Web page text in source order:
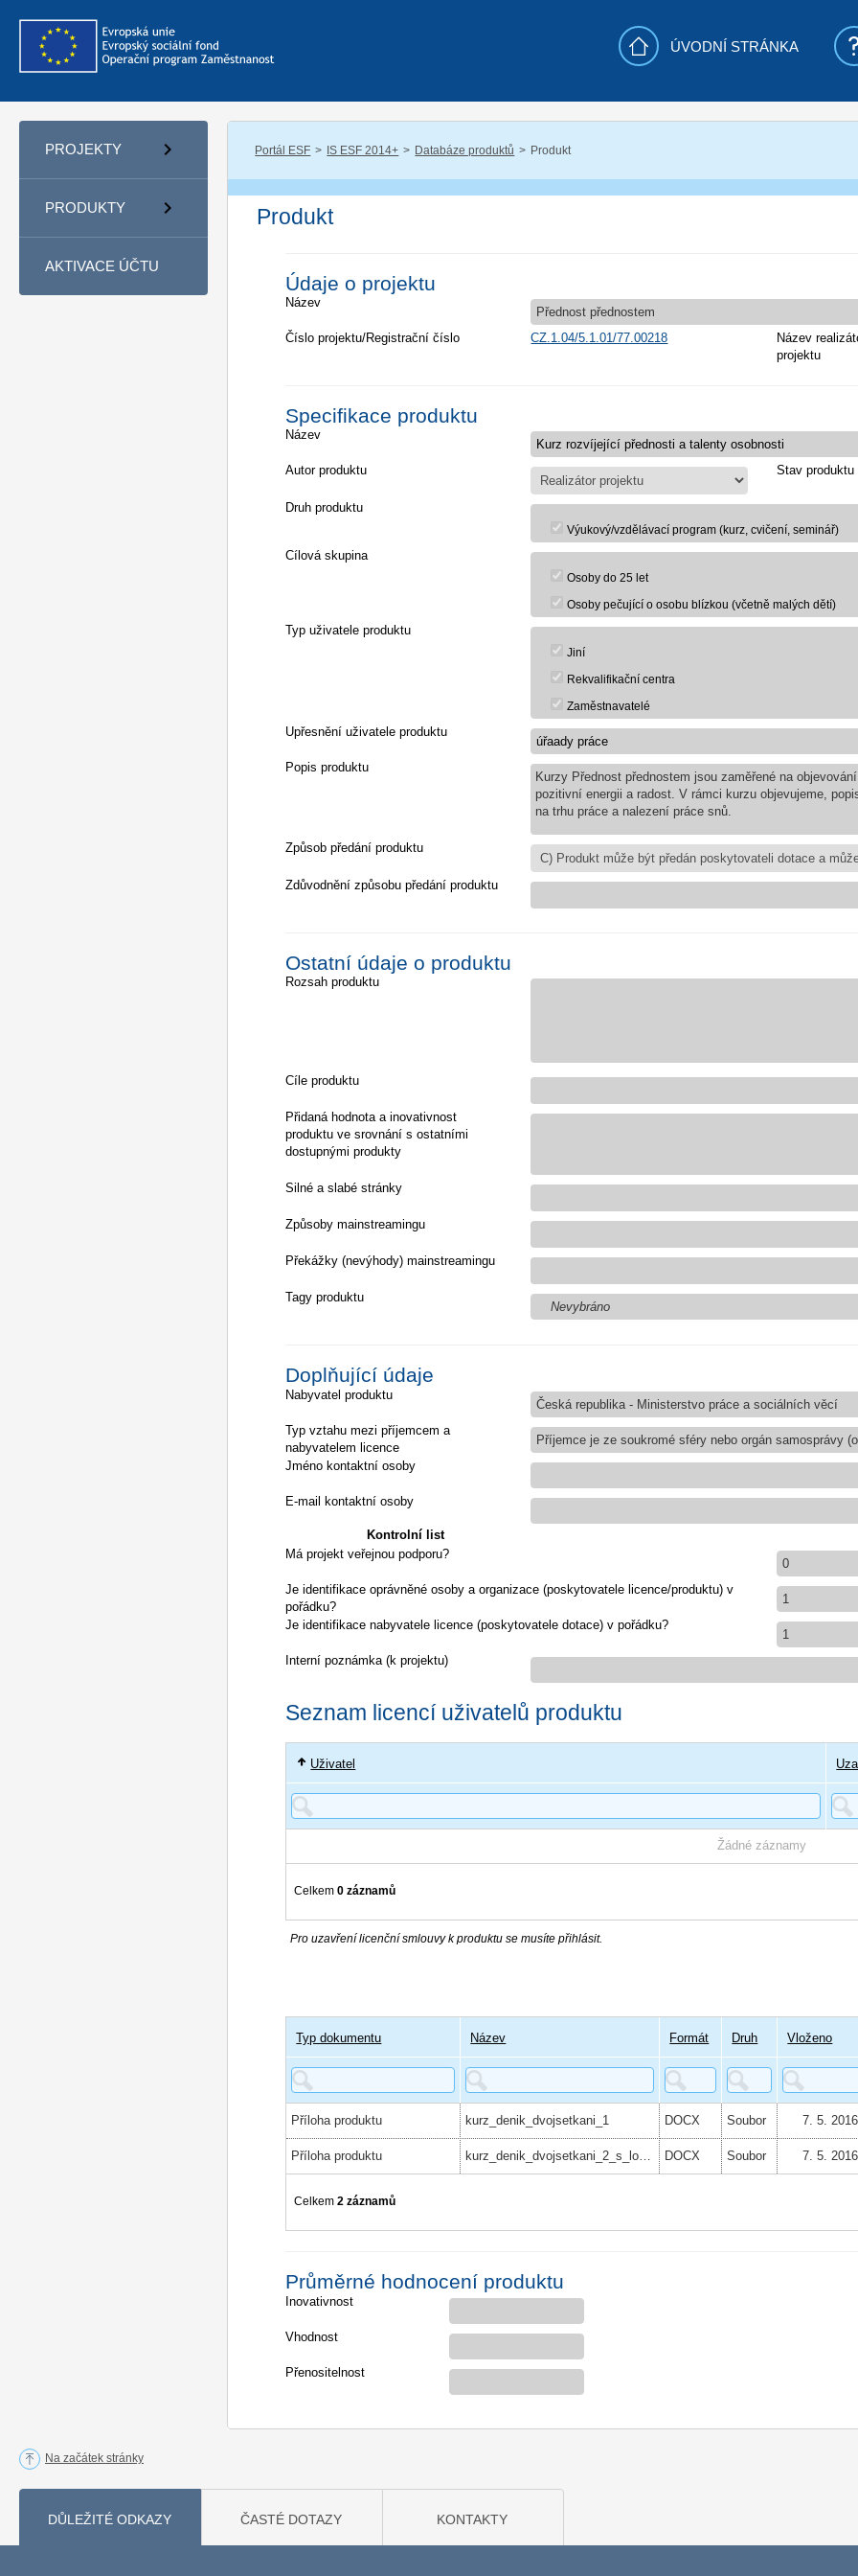
ÚVODNÍ STRÁNKA
PROJEKTY
PRODUKTY
AKTIVACE ÚČTU
Portál ESF IS ESF 2014+ Databáze produktů Produkt
Produkt
Údaje o projektu
Název
Přednost přednostem
Číslo projektu/Registrační číslo
CZ.1.04/5.1.01/77.00218
Název
projektu
Specifikace produktu
Název
Autor produktu Stav produktu
Druh produktu
Výukový/vzdělávací program (kurz, cvičení, seminář)
Cílová skupina
Osoby do 25 let
Osoby pečující o osobu blízkou (včetně malých dětí)
Typ uživatele produktu
Jiní
Rekvalifikační centra
Zaměstnavatelé
Upřesnění uživatele produktu
Popis produktu
Kurzy Přednost přednostem jsou zaměřené na
pozitivní energii a radost. V rámci kurzu objevujeme,
na trhu práce a nalezení práce snů.
Způsob předání produktu
Zdůvodnění způsobu předání produktu
Ostatní údaje o produktu
Rozsah produktu
Cíle produktu
Přidaná hodnota a inovativnost
produktu ve srovnání s ostatními
dostupnými produkty
Silné a slabé stránky
Způsoby mainstreamingu
Překážky (nevýhody) mainstreamingu
Tagy produktu
Nevybráno
Doplňující údaje
Nabyvatel produktu
Česká republika - Ministerstvo práce a sociálních věcí
Typ vztahu mezi příjemcem a
nabyvatelem licence
Příjemce je ze soukromé sféry nebo orgán samosprávy
Jméno kontaktní osoby
E-mail kontaktní osoby
Kontrolní list
Má projekt veřejnou podporu?
0
Je identifikace oprávněné osoby a organizace (poskytovatele licence/produktu) v
pořádku?
1
Je identifikace nabyvatele licence (poskytovatele dotace) v pořádku?
1
Interní poznámka (k projektu)
Seznam licencí uživatelů produktu
Uživatel
Žádné záznamy
Celkem 0 záznamů
Pro uzavření licenční smlouvy k produktu se musíte přihlásit.
Typ dokumentu Název Formát Druh Vloženo
Příloha produktu kurz_denik_dvojsetkani_1 DOCX Soubor 7. 5.
Příloha produktu kurz_denik_dvojsetkani_2_s_logama DOCX Soubor 7. 5.
Celkem 2 záznamů
Průměrné hodnocení produktu
Inovativnost
Vhodnost
Přenositelnost
Na začátek stránky
DŮLEŽITÉ ODKAZY ČASTÉ DOTAZY KONTAKTY